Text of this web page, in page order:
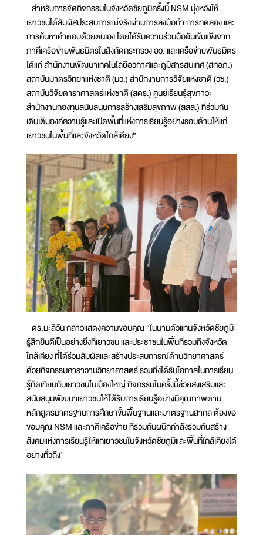
สำหรับการจัดกิจกรรมในจังหวัดชัยภูมิครั้งนี้ NSM มุ่งหวังให้
เยาวชนได้สัมผัสประสบการณ์จริงผ่านการลงมือทำ การทดลอง และ
การค้นหาคำตอบด้วยตนเอง โดยได้รับความร่วมมืออันเข้มแข็งจาก
ภาคีเครือข่ายพันธมิตรในสังกัดกระทรวง อว. และเครือข่ายพันธมิตร
ได้แก่ สำนักงานพัฒนาเทคโนโลยีอวกาศและภูมิสารสนเทศ (สทอภ.)
สถาบันมาตรวิทยาแห่งชาติ (มว.) สำนักงานการวิจัยแห่งชาติ (วช.)
สถาบันวิจัยดาราศาสตร์แห่งชาติ (สดร.) ศูนย์เรียนรู้สุขภาวะ
สำนักงานกองทุนสนับสนุนการสร้างเสริมสุขภาพ (สสส.) ที่ร่วมกัน
เติมเต็มองค์ความรู้และเปิดพื้นที่แห่งการเรียนรู้อย่างรอบด้านให้แก่
เยาวชนในพื้นที่และจังหวัดใกล้เคียง”
ดร.มะลิวัน กล่าวแสดงความขอบคุณ “ในนามตัวแทนจังหวัดชัยภูมิ
รู้สึกยินดีเป็นอย่างยิ่งที่เยาวชน และประชาชนในพื้นที่รวมถึงจังหวัด
ใกล้เคียง ที่ได้ร่วมสัมผัสและสร้างประสบการณ์ด้านวิทยาศาสตร์
ด้วยกิจกรรมคาราวานวิทยาศาสตร์ รวมถึงได้รับโอกาสในการเรียน
รู้ทัดเทียมกับเยาวชนในเมืองใหญ่ กิจกรรมในครั้งนี้ช่วยส่งเสริมและ
สนับสนุนพัฒนาเยาวชนให้ได้รับการเรียนรู้อย่างมีคุณภาพตาม
หลักสูตรมาตรฐานการศึกษาขั้นพื้นฐานและมาตรฐานสากล ต้องขอ
ขอบคุณ NSM และภาคีเครือข่าย ที่ร่วมกันผนึกกำลังร่วมกันสร้าง
สังคมแห่งการเรียนรู้ให้แก่เยาวชนในจังหวัดชัยภูมิและพื้นที่ใกล้เคียงได้
อย่างทั่วถึง”